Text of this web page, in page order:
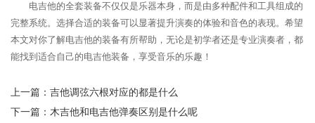
电吉他的全套装备不仅仅是乐器本身，而是由多种配件和工具组成的
完整系统。选择合适的装备可以显著提升演奏的体验和音色的表现。希望
本文对你了解电吉他的装备有所帮助，无论是初学者还是专业演奏者，都
能找到适合自己的电吉他装备，享受音乐的乐趣！
上一篇： 吉他调弦六根对应的都是什么
下一篇： 木吉他和电吉他弹奏区别是什么呢